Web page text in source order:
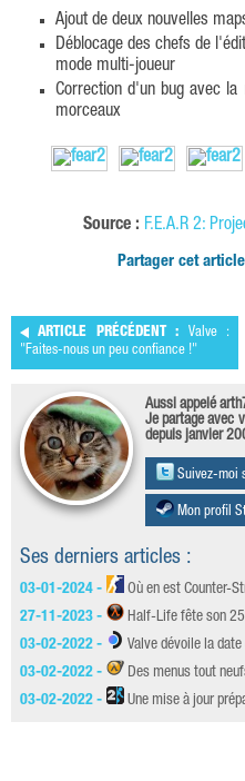
Ajout de deux nouvelles
Déblocage des chefs de
mode multi-joueur
Correction d'un bug avec
morceaux
Source : F.E.A.R 2:
Partager cet
ARTICLE PRÉCÉDENT : Valve :
"Faites-nous un peu confiance !"
Aussi appelé
Je partage avec
depuis janvier
Suivez-moi
Mon profil
Ses derniers articles :
03-01-2024 -
Où en est Counter-
27-11-2023 -
Half-Life fête son
03-02-2022 -
Valve dévoile la
03-02-2022 -
Des menus tout
03-02-2022 -
Une mise à jour